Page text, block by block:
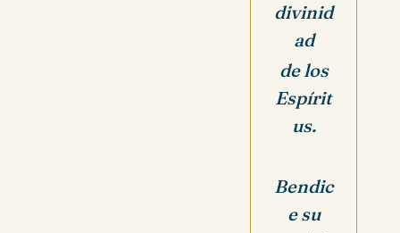
divinid
ad
de los
Espírit
us.
Bendic
e su